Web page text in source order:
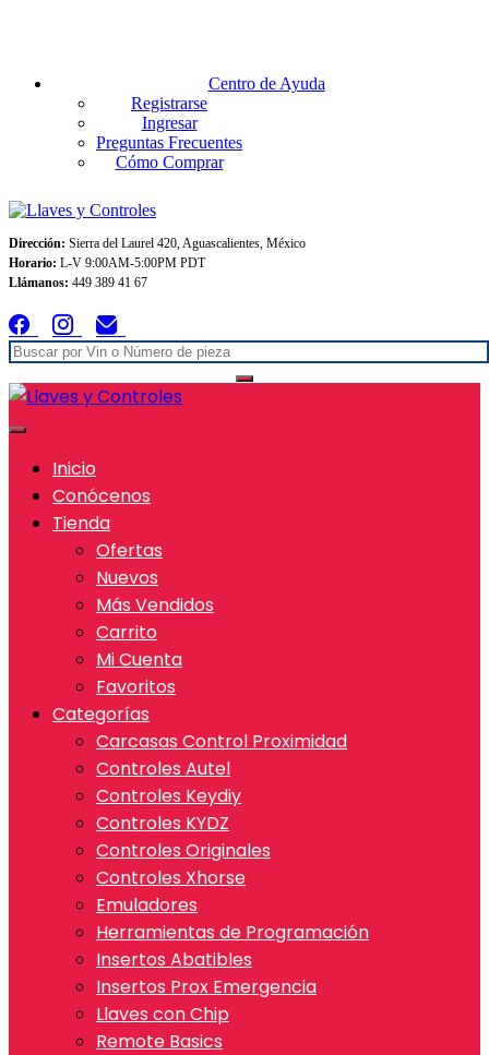
Centro de Ayuda
Registrarse
Ingresar
Preguntas Frecuentes
Cómo Comprar
Dirección: Sierra del Laurel 420, Aguascalientes, México
Horario: L-V 9:00AM-5:00PM PDT
Llámanos: 449 389 41 67
Inicio
Conócenos
Tienda
Ofertas
Nuevos
Más Vendidos
Carrito
Mi Cuenta
Favoritos
Categorías
Carcasas Control Proximidad
Controles Autel
Controles Keydiy
Controles KYDZ
Controles Originales
Controles Xhorse
Emuladores
Herramientas de Programación
Insertos Abatibles
Insertos Prox Emergencia
Llaves con Chip
Remote Basics